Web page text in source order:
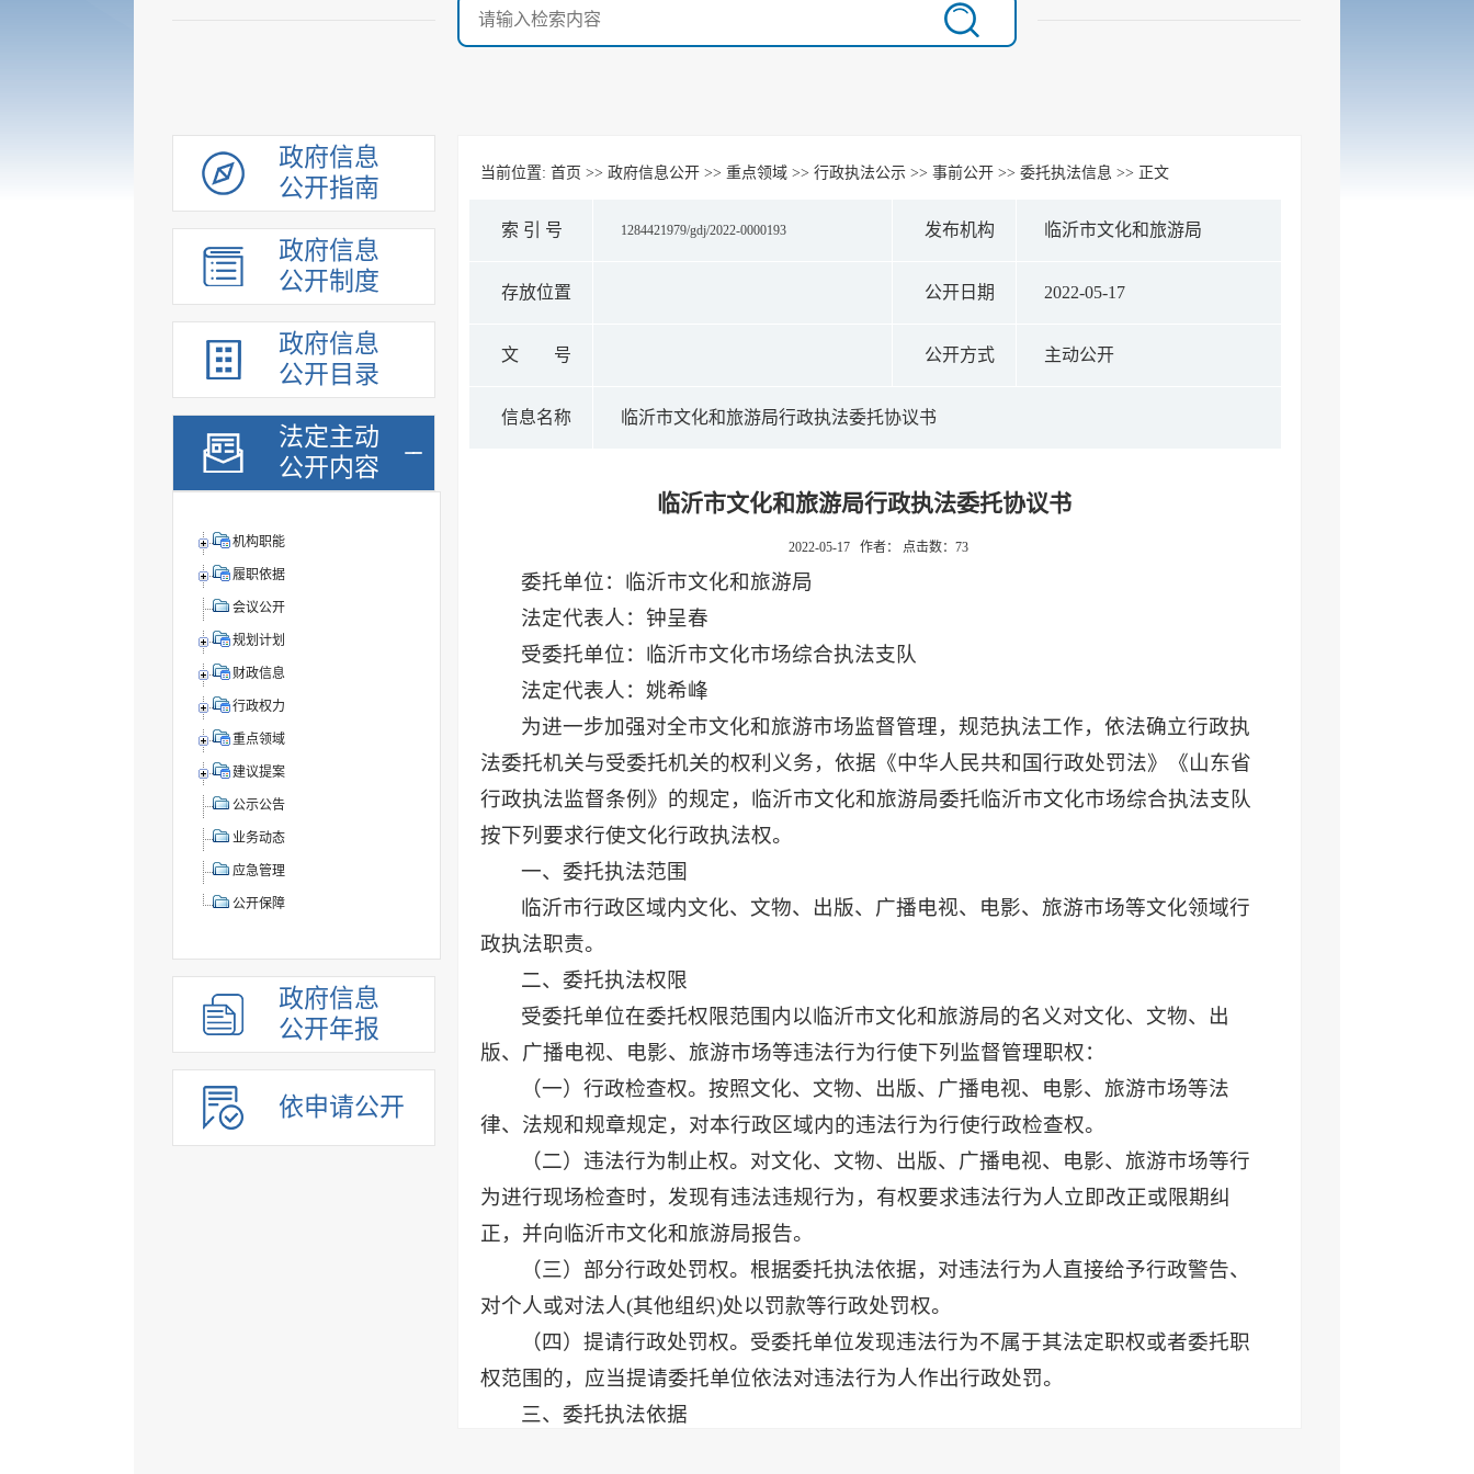
政府信息
公开指南
政府信息
公开制度
政府信息
公开目录
法定主动
公开内容
机构职能
履职依据
会议公开
规划计划
财政信息
行政权力
重点领域
建议提案
公示公告
业务动态
应急管理
公开保障
政府信息
公开年报
依申请公开
当前位置: 首页 >> 政府信息公开 >> 重点领域 >> 行政执法公示 >> 事前公开 >> 委托执法信息 >> 正文
索 引 号 1284421979/gdj/2022-0000193 发布机构 临沂市文化和旅游局
存放位置 公开日期 2022-05-17
文 号 公开方式 主动公开
信息名称 临沂市文化和旅游局行政执法委托协议书
临沂市文化和旅游局行政执法委托协议书
2022-05-17 作者： 点击数： 73
委托单位：临沂市文化和旅游局
法定代表人：钟呈春
受委托单位：临沂市文化市场综合执法支队
法定代表人：姚希峰
为进一步加强对全市文化和旅游市场监督管理，规范执法工作，依法确立行政执
法委托机关与受委托机关的权利义务，依据《中华人民共和国行政处罚法》《山东省
行政执法监督条例》的规定，临沂市文化和旅游局委托临沂市文化市场综合执法支队
按下列要求行使文化行政执法权。
一、委托执法范围
临沂市行政区域内文化、文物、出版、广播电视、电影、旅游市场等文化领域行
政执法职责。
二、委托执法权限
受委托单位在委托权限范围内以临沂市文化和旅游局的名义对文化、文物、出
版、广播电视、电影、旅游市场等违法行为行使下列监督管理职权：
（一）行政检查权。按照文化、文物、出版、广播电视、电影、旅游市场等法
律、法规和规章规定，对本行政区域内的违法行为行使行政检查权。
（二）违法行为制止权。对文化、文物、出版、广播电视、电影、旅游市场等行
为进行现场检查时，发现有违法违规行为，有权要求违法行为人立即改正或限期纠
正，并向临沂市文化和旅游局报告。
（三）部分行政处罚权。根据委托执法依据，对违法行为人直接给予行政警告、
对个人或对法人(其他组织)处以罚款等行政处罚权。
（四）提请行政处罚权。受委托单位发现违法行为不属于其法定职权或者委托职
权范围的，应当提请委托单位依法对违法行为人作出行政处罚。
三、委托执法依据